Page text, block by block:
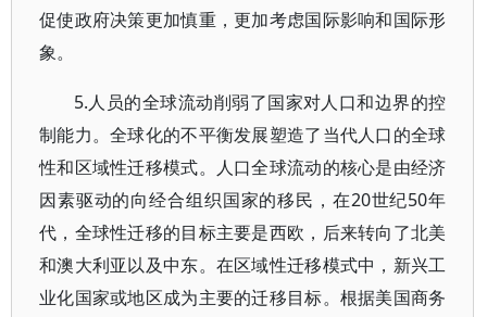
促使政府决策更加慎重，更加考虑国际影响和国际形
象。
5.人员的全球流动削弱了国家对人口和边界的控
制能力。全球化的不平衡发展塑造了当代人口的全球
性和区域性迁移模式。人口全球流动的核心是由经济
因素驱动的向经合组织国家的移民，在20世纪50年
代，全球性迁移的目标主要是西欧，后来转向了北美
和澳大利亚以及中东。在区域性迁移模式中，新兴工
业化国家或地区成为主要的迁移目标。根据美国商务